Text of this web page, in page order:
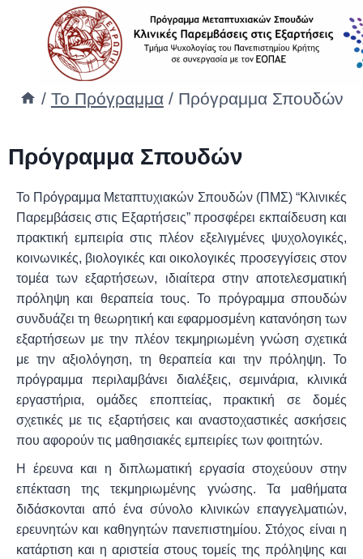
/ Το Πρόγραμμα / Πρόγραμμα Σπουδών
Πρόγραμμα Σπουδών
Το Πρόγραμμα Μεταπτυχιακών Σπουδών (ΠΜΣ) “Κλινικές
Παρεμβάσεις στις Εξαρτήσεις” προσφέρει εκπαίδευση και
πρακτική εμπειρία στις πλέον εξελιγμένες ψυχολογικές,
κοινωνικές, βιολογικές και οικολογικές προσεγγίσεις στον
τομέα των εξαρτήσεων, ιδιαίτερα στην αποτελεσματική
πρόληψη και θεραπεία τους. Το πρόγραμμα σπουδών
συνδυάζει τη θεωρητική και εφαρμοσμένη κατανόηση των
εξαρτήσεων με την πλέον τεκμηριωμένη γνώση σχετικά
με την αξιολόγηση, τη θεραπεία και την πρόληψη. Το
πρόγραμμα περιλαμβάνει διαλέξεις, σεμινάρια, κλινικά
εργαστήρια, ομάδες εποπτείας, πρακτική σε δομές
σχετικές με τις εξαρτήσεις και αναστοχαστικές ασκήσεις
που αφορούν τις μαθησιακές εμπειρίες των φοιτητών.
Η έρευνα και η διπλωματική εργασία στοχεύουν στην
επέκταση της τεκμηριωμένης γνώσης. Τα μαθήματα
διδάσκονται από ένα σύνολο κλινικών επαγγελματιών,
ερευνητών και καθηγητών πανεπιστημίου. Στόχος είναι η
κατάρτιση και η αριστεία στους τομείς της πρόληψης και